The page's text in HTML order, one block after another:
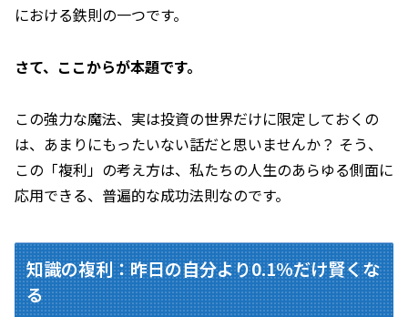
における鉄則の一つです。
さて、ここからが本題です。
この強力な魔法、実は投資の世界だけに限定しておくの
は、あまりにもったいない話だと思いませんか？ そう、
この「複利」の考え方は、私たちの人生のあらゆる側面に
応用できる、普遍的な成功法則なのです。
知識の複利：昨日の自分より0.1%だけ賢くな
る